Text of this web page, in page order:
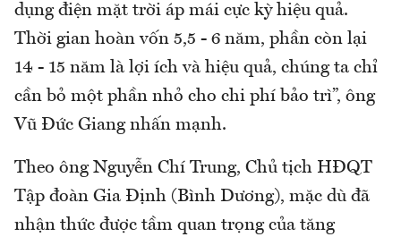
dụng điện mặt trời áp mái cực kỳ hiệu quả.
Thời gian hoàn vốn 5,5 - 6 năm, phần còn lại
14 - 15 năm là lợi ích và hiệu quả, chúng ta chỉ
cần bỏ một phần nhỏ cho chi phí bảo trì”, ông
Vũ Đức Giang nhấn mạnh.
Theo ông Nguyễn Chí Trung, Chủ tịch HĐQT
Tập đoàn Gia Định (Bình Dương), mặc dù đã
nhận thức được tầm quan trọng của tăng